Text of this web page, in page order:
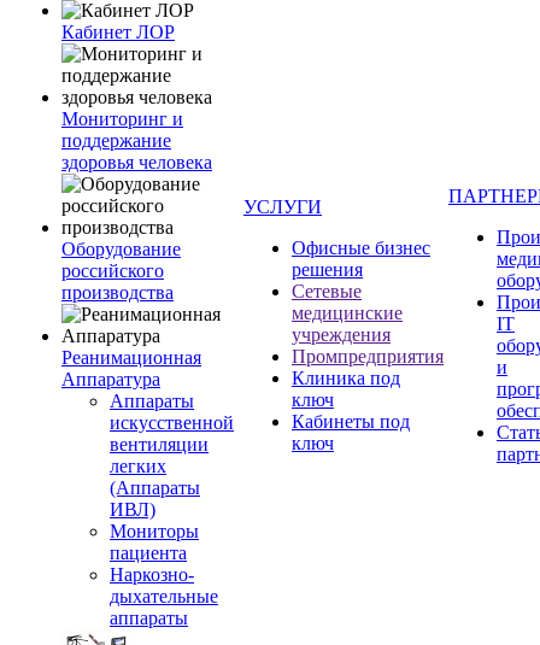
Кабинет ЛОР
Мониторинг и
поддержание
здоровья человека
Оборудование
российского
производства
Реанимационная
Аппаратура
Аппараты
искусственной
вентиляции
легких
(Аппараты
ИВЛ)
Мониторы
пациента
Наркозно-
дыхательные
аппараты
УСЛУГИ
Офисные бизнес
решения
Сетевые
медицинские
учреждения
Промпредприятия
Клиника под
ключ
Кабинеты под
ключ
IT
и